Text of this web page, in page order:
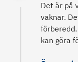
Det är på
vaknar.
kan göra